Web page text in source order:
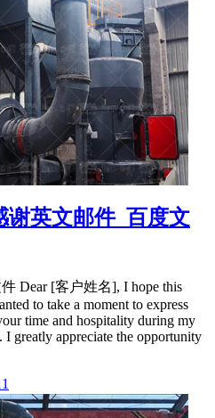
谢英文邮件_百度文
Dear [客户姓名], I hope this
to take a moment to express
time and hospitality during my
greatly appreciate the opportunity